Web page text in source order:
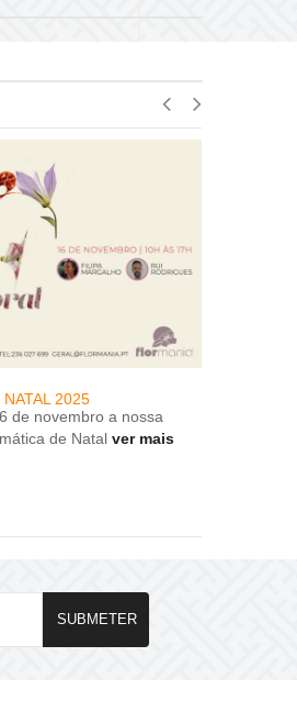
2025
de novembro a nossa
de Natal ver mais
SUBMETER